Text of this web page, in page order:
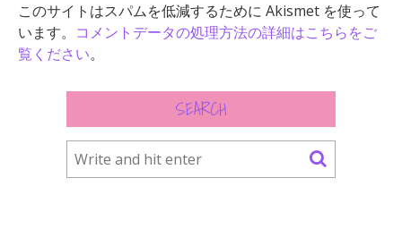
このサイトはスパムを低減するために Akismet を使って
います。 コメントデータの処理方法の詳細はこちらをご
覧ください。
SEARCH